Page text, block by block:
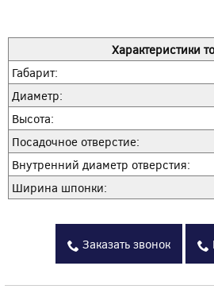
Характеристики
Габарит:
Диаметр:
Высота:
Посадочное отверстие:
Внутренний диаметр отверстия:
Ширина шпонки:
Заказать звонок